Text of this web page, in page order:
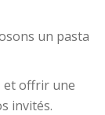
un pasta
et offrir une
invités.